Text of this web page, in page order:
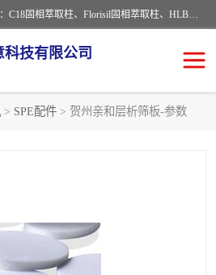
河北艺心逸意科技有限公司主营：C18固相萃取柱、Florisil固相萃取柱、HLB固相萃取柱、MCX固相萃取柱、QuEChERS、固相萃取空柱、针式过滤器 、固相萃取柱、黄曲霉毒素亲和柱。全国咨询热线：18630105913。河北艺心逸意科技有限公司接受来样定做，我们秉承着“顾客至上，锐意进取”的经营理念，坚持客户至上的原则为广大客户提供优质的服务，欢迎广大客户惠顾！免费咨询！
技有限公司
> SPE配件 > 贺州亲和层析筛板-参数
SPE填料
过滤器/滤膜